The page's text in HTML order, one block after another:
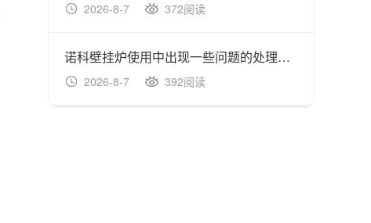
2026-8-7 372阅读
诺科壁挂炉使用中出现一些问题的处理方式
2026-8-7 392阅读